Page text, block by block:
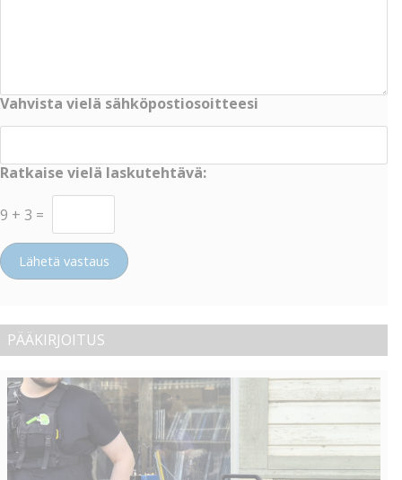
Vahvista vielä sähköpostiosoitteesi
Ratkaise vielä laskutehtävä:
9 + 3 =
Lähetä vastaus
PÄÄKIRJOITUS